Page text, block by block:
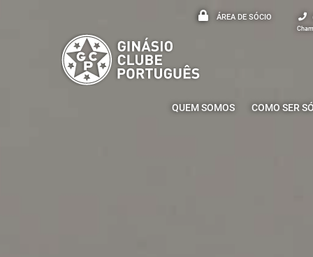
ÁREA DE SÓCIO
QUEM SOMOS COMO SER